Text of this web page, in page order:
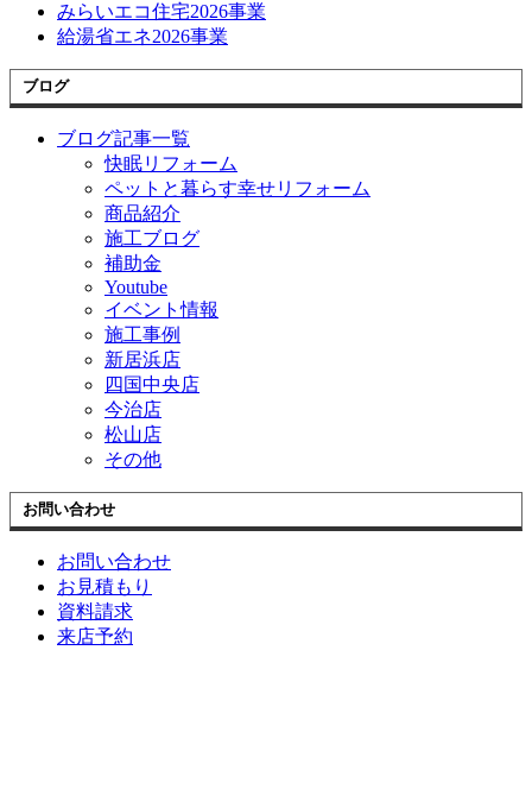
みらいエコ住宅2026事業
給湯省エネ2026事業
ブログ
ブログ記事一覧
快眠リフォーム
ペットと暮らす幸せリフォーム
商品紹介
施工ブログ
補助金
Youtube
イベント情報
施工事例
新居浜店
四国中央店
今治店
松山店
その他
お問い合わせ
お問い合わせ
お見積もり
資料請求
来店予約